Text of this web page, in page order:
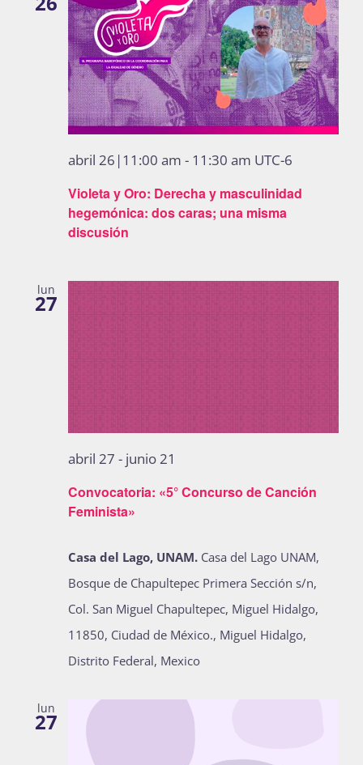
Violeta y Oro: Derecha y masculinidad
hegemónica: dos caras; una misma
discusión
abril 26|11:00 am - 11:30 am UTC-6
lun
27
Convocatoria: «5° Concurso de Canción
Feminista»
abril 27 - junio 21
Casa del Lago, UNAM. Casa del Lago UNAM,
Bosque de Chapultepec Primera Sección s/n,
Col. San Miguel Chapultepec, Miguel Hidalgo,
11850, Ciudad de México., Miguel Hidalgo,
Distrito Federal, Mexico
lun
27